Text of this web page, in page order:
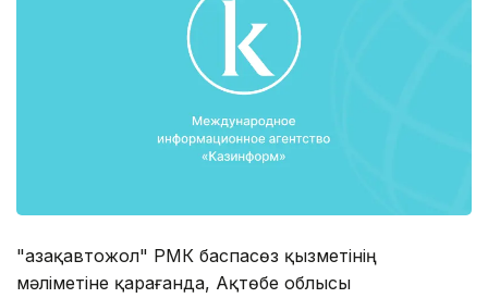
"Қазақавтожол" РМК баспасөз қызметінің
мәліметіне қарағанда, Ақтөбе облысы